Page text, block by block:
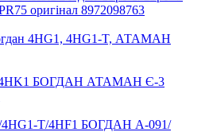
оригінал 8972098763
4HG1, 4HG1-T, АТАМАН
4HK1 БОГДАН АТАМАН Є-3
4HG1-T/4HF1 БОГДАН А-091/